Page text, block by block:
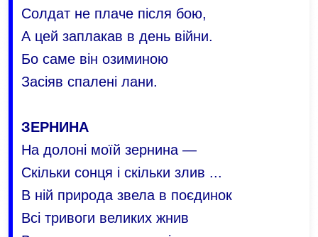
Солдат не плаче після бою,
А цей заплакав в день війни.
Бо саме він озиминою
Засіяв спалені лани.
ЗЕРНИНА
На долоні моїй зернина —
Скільки сонця і скільки злив ...
В ній природа звела в поєдинок
Всі тривоги великих жнив